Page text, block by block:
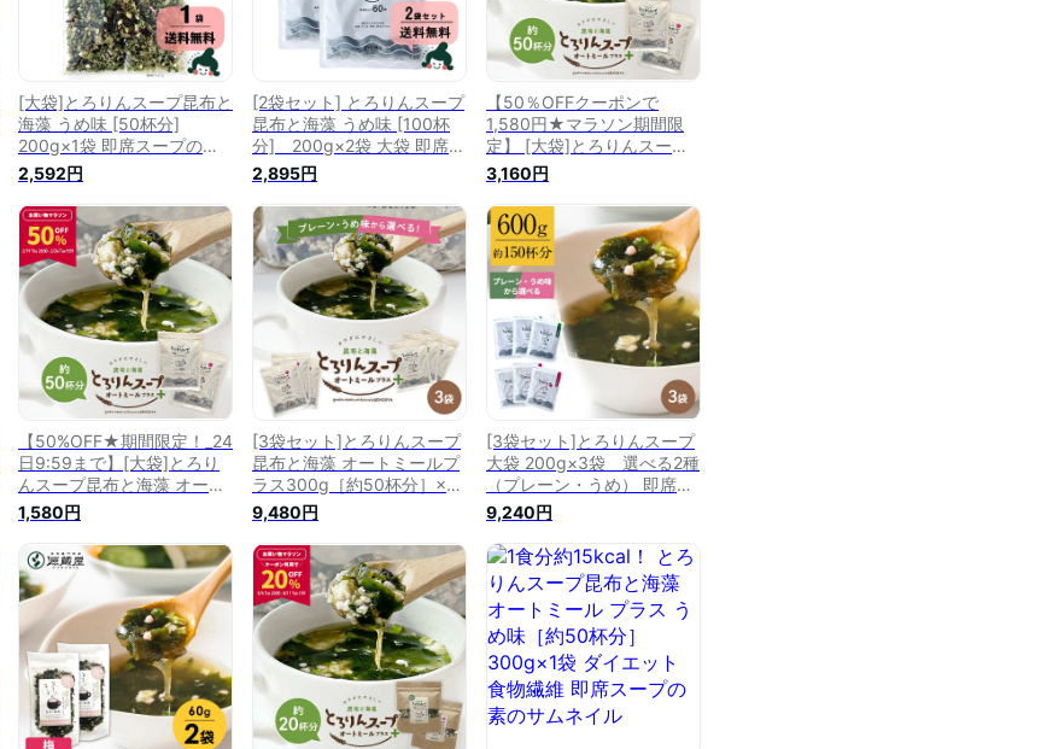
[大袋]とろりんスープ昆布と
海藻 うめ味 [50杯分]
200g×1袋 即席スープの素
お徳用
2,592円
[2袋セット] とろりんスープ
昆布と海藻 うめ味 [100杯
分] 200g×2袋 大袋 即席ス
ープの素 お徳用
2,895円
【50％OFFクーポンで
1,580円★マラソン期間限
定】 [大袋]とろりんスープ
昆布と海藻 オートミールプ
ラス［約50杯分］300g×1
袋 選べる2種（プレーン・
うめ味）
3,160円
【50%OFF★期間限定！_24
日9:59まで】[大袋]とろり
んスープ昆布と海藻 オート
ミールプラス［約50杯分］
300g×1袋 選べる2種（プレ
ーン・うめ味）
1,580円
[3袋セット]とろりんスープ
昆布と海藻 オートミールプ
ラス300g［約50杯分］×3
袋 選べる2種（プレーン・
うめ味）即席スープの素 お
徳用 ダイエット 食物繊維
国産昆布 オートミール 業務
用
9,480円
[3袋セット]とろりんスープ
大袋 200g×3袋 選べる2種
（プレーン・うめ） 即席ス
ープの素 梅 お徳用
9,240円